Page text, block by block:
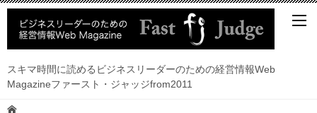
スキマ時間に読めるビジネスリーダーのための経営情報Web
Magazineファースト・ジャッジfrom2011